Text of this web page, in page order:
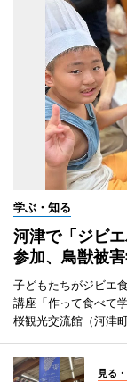
学ぶ・知る
河津で「ジビ
参加、鳥獣被
子どもたちがジビエ
講座「作って食べて
桜観光交流館（河津
見る